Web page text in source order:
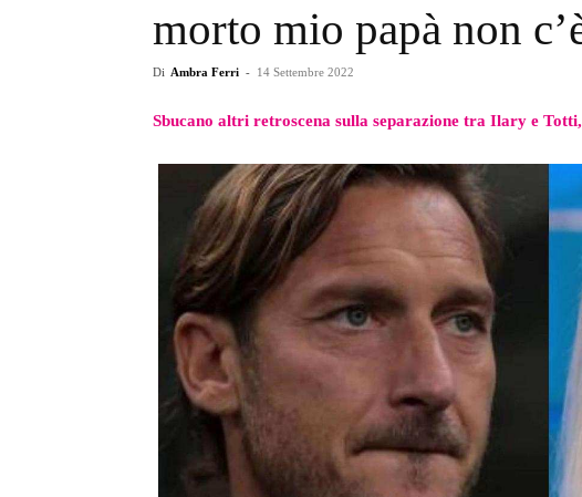
morto mio papà non
Di Ambra Ferri - 14 Settembre 2022
Sbucano altri retroscena sulla separazione tra Ilary e